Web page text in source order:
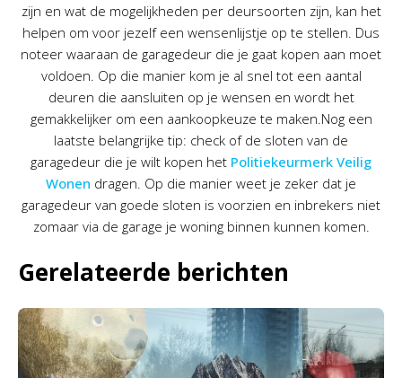
zijn en wat de mogelijkheden per deursoorten zijn, kan het
helpen om voor jezelf een wensenlijstje op te stellen. Dus
noteer waaraan de garagedeur die je gaat kopen aan moet
voldoen. Op die manier kom je al snel tot een aantal
deuren die aansluiten op je wensen en wordt het
gemakkelijker om een aankoopkeuze te maken.Nog een
laatste belangrijke tip: check of de sloten van de
garagedeur die je wilt kopen het Politiekeurmerk Veilig
Wonen dragen. Op die manier weet je zeker dat je
garagedeur van goede sloten is voorzien en inbrekers niet
zomaar via de garage je woning binnen kunnen komen.
Gerelateerde berichten